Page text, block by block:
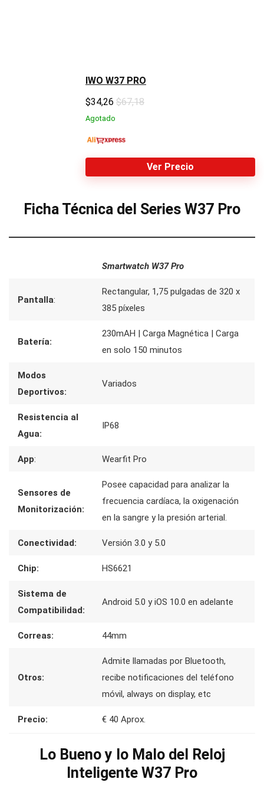
IWO W37 PRO
$34,26 $67,18
Agotado
Ver Precio
Ficha Técnica del Series W37 Pro
Smartwatch W37 Pro
Pantalla:
Rectangular, 1,75 pulgadas de 320 x
385 píxeles
Batería:
230mAH | Carga Magnética | Carga
en solo 150 minutos
Modos
Deportivos:
Variados
Resistencia al
Agua:
IP68
App: Wearfit Pro
Sensores de
Monitorización:
Posee capacidad para analizar la
frecuencia cardíaca, la oxigenación
en la sangre y la presión arterial.
Conectividad: Versión 3.0 y 5.0
Chip: HS6621
Sistema de
Compatibilidad:
Android 5.0 y iOS 10.0 en adelante
Correas: 44mm
Otros:
Admite llamadas por Bluetooth,
recibe notificaciones del teléfono
móvil, always on display, etc
Precio: € 40 Aprox.
Lo Bueno y lo Malo del Reloj
Inteligente W37 Pro